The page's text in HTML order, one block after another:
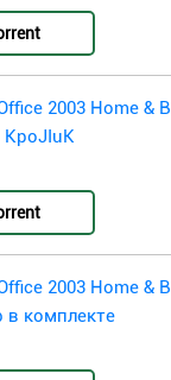
2003 Home &
KpoJIuK
2003 Home &
в комплекте